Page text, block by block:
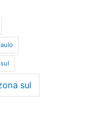
sul